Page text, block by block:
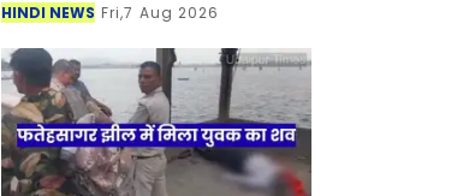
HINDI NEWS Fri,7 Aug 2026